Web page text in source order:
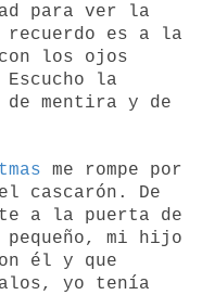
para ver la
recuerdo es a la
los ojos
la
mentira y de
me rompe por
cascarón. De
a la puerta de
mi hijo
él y que
yo tenía